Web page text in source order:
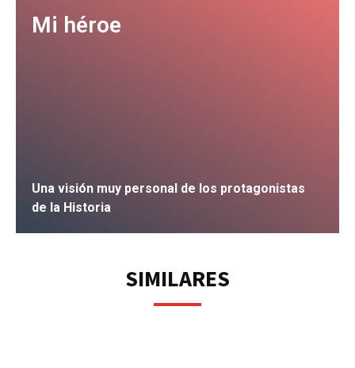
Mi héroe
Una visión muy personal de los protagonistas
de la Historia
SIMILARES